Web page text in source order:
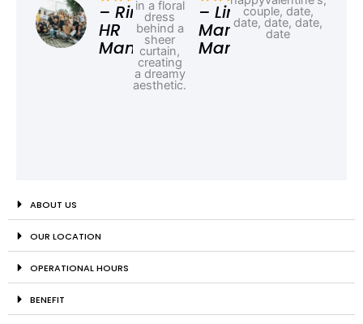
– Rina,
HR
Manager
– Linda,
Marketing
Manager
ABOUT US
OUR LOCATION
OPERATIONAL HOURS
BENEFIT